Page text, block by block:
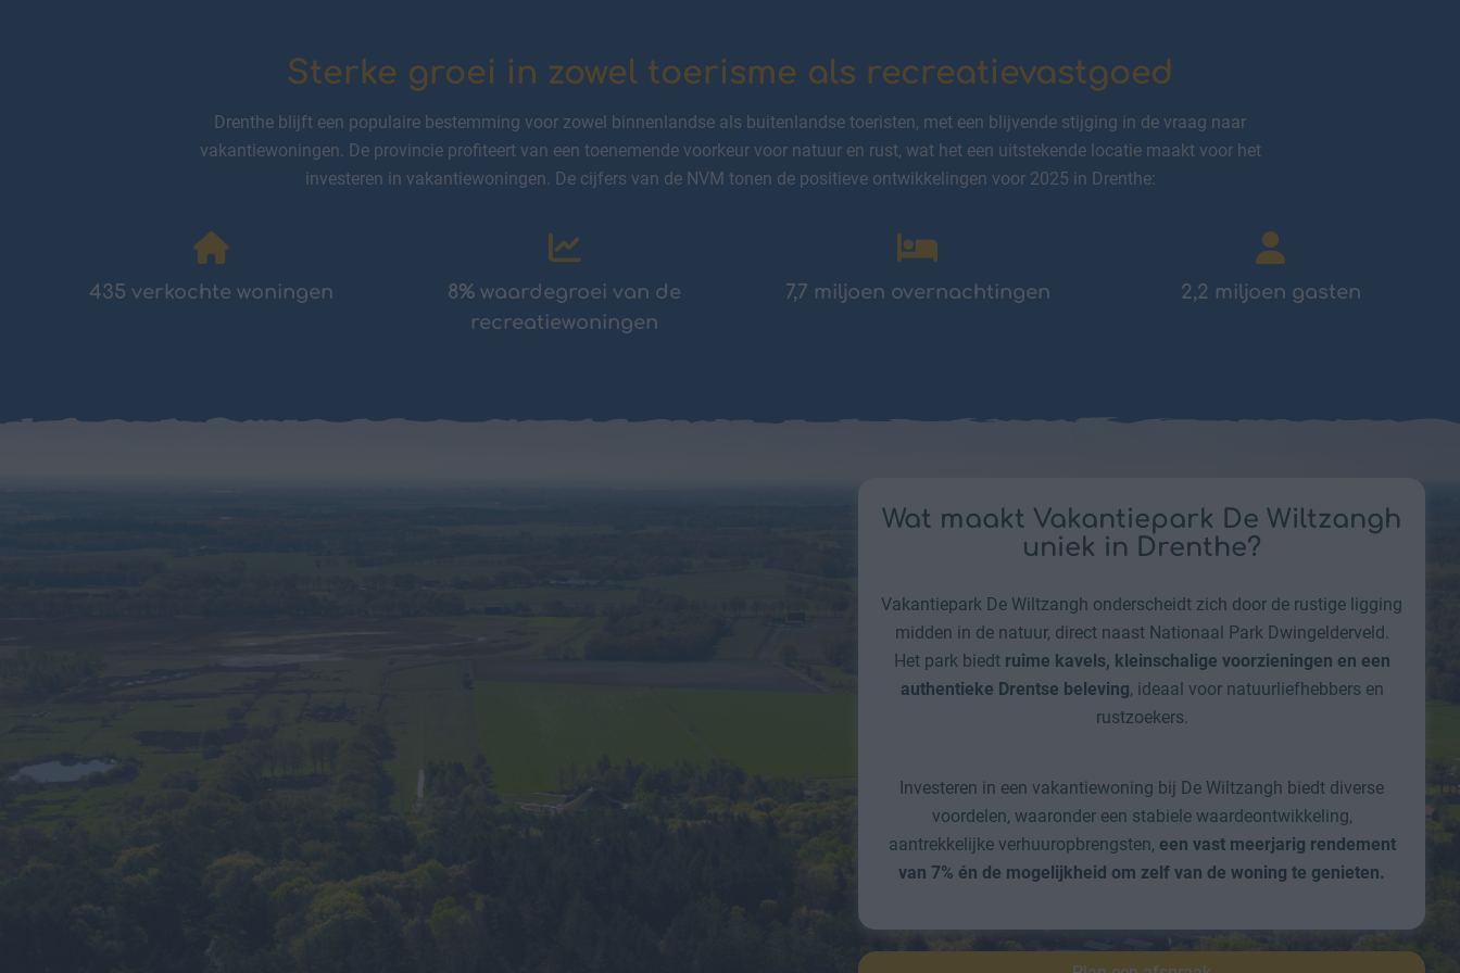
Sterke groei in zowel toerisme als recreatievastgoed
Drenthe blijft een populaire bestemming voor zowel binnenlandse als buitenlandse toeristen, met een blijvende stijging in de vraag naar
vakantiewoningen. De provincie profiteert van een toenemende voorkeur voor natuur en rust, wat het een uitstekende locatie maakt voor het
investeren in vakantiewoningen. De cijfers van de NVM tonen de positieve ontwikkelingen voor 2025 in Drenthe:
435 verkochte woningen
8% waardegroei van de
recreatiewoningen
7,7 miljoen overnachtingen 2,2 miljoen gasten
Wat maakt Vakantiepark De Wiltzangh
uniek in Drenthe?
Vakantiepark De Wiltzangh onderscheidt zich door de rustige ligging
midden in de natuur, direct naast Nationaal Park Dwingelderveld.
Het park biedt ruime kavels, kleinschalige voorzieningen en een
authentieke Drentse beleving, ideaal voor natuurliefhebbers en
rustzoekers.
Investeren in een vakantiewoning bij De Wiltzangh biedt diverse
voordelen, waaronder een stabiele waardeontwikkeling,
aantrekkelijke verhuuropbrengsten, een vast meerjarig rendement
van 7% én de mogelijkheid om zelf van de woning te genieten.